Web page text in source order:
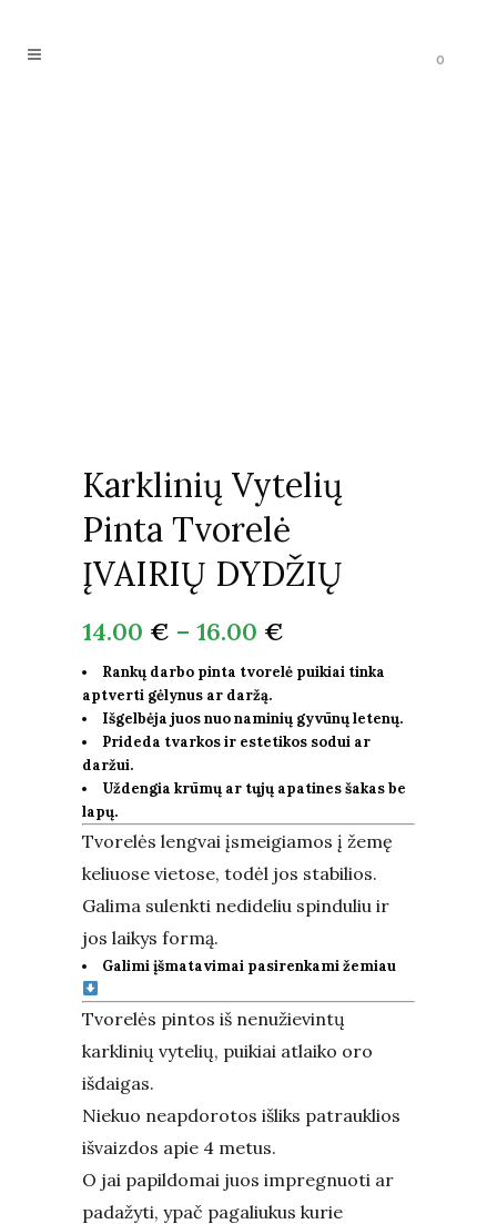
0
Karklinių Vytelių
Pinta Tvorelė
ĮVAIRIŲ DYDŽIŲ
14.00 € – 16.00 €
Rankų darbo pinta tvorelė puikiai tinka
aptverti gėlynus ar daržą.
Išgelbėja juos nuo naminių gyvūnų letenų.
Prideda tvarkos ir estetikos sodui ar
daržui.
Uždengia krūmų ar tųjų apatines šakas be
lapų.
Tvorelės lengvai įsmeigiamos į žemę
keliuose vietose, todėl jos stabilios.
Galima sulenkti nedideliu spinduliu ir
jos laikys formą.
Galimi įšmatavimai pasirenkami žemiau
Tvorelės pintos iš nenužievintų
karklinių vytelių, puikiai atlaiko oro
išdaigas.
Niekuo neapdorotos išliks patrauklios
išvaizdos apie 4 metus.
O jai papildomai juos impregnuoti ar
padažyti, ypač pagaliukus kurie